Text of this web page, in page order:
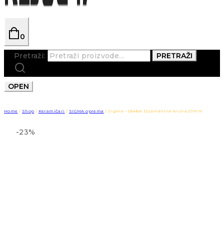
0
Pretraži: PRETRAŽI
OPEN
Home / Shop / Keramičari / SIGMA oprema / Sigma – 054BA Dijamantna kruna 27mm
-23%